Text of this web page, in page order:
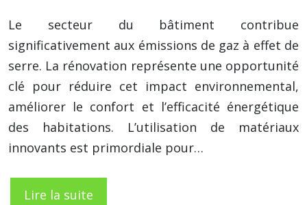
Le secteur du bâtiment contribue
significativement aux émissions de gaz à effet de
serre. La rénovation représente une opportunité
clé pour réduire cet impact environnemental,
améliorer le confort et l’efficacité énergétique
des habitations. L’utilisation de matériaux
innovants est primordiale pour…
Lire la suite